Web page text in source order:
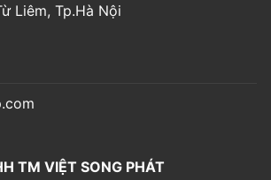
Liêm, Tp.Hà Nội
TM VIỆT SONG PHÁT